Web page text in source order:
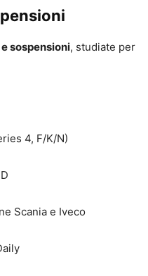
sospensioni, studiate per
4, F/K/N)
Scania e Iveco